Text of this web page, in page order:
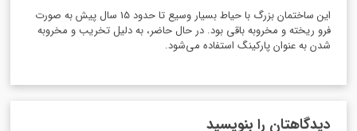
این ساختمان بزرگ با حیاط بسیار وسیع تا حدود 15 سال پیش به صورت
فرو ریخته و مخروبه باقی بود. در حال حاضر، به دلیل تخریب و مخروبه
شدن به عنوان پارکینگ استفاده می‌شود.
دیدگاهتان را بنویسید